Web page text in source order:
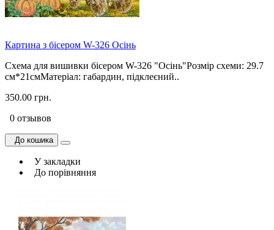
Картина з бісером W-326 Осінь
Схема для вишивки бісером W-326 "Осінь"Розмір схеми: 29.7
см*21смМатеріал: габардин, підклеєний..
350.00 грн.
0 отзывов
До кошика
У закладки
До порівняння